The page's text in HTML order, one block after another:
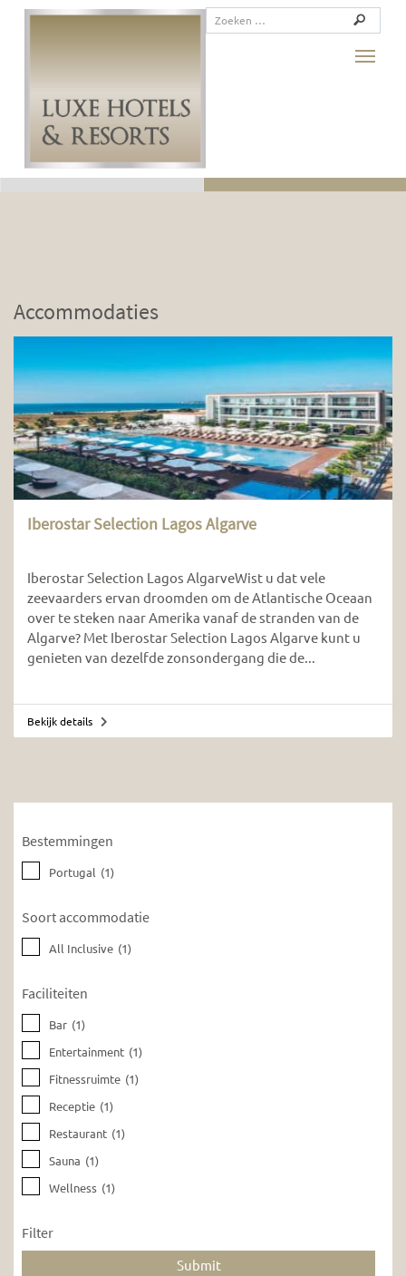
Bestemmingen
Portugal (1)
Soort accommodatie
All Inclusive (1)
Faciliteiten
Bar (1)
Entertainment (1)
Fitnessruimte (1)
Receptie (1)
Restaurant (1)
Sauna (1)
Wellness (1)
Filter
Accommodaties
Iberostar Selection Lagos Algarve
Iberostar Selection Lagos AlgarveWist u dat vele
zeevaarders ervan droomden om de Atlantische Oceaan
over te steken naar Amerika vanaf de stranden van de
Algarve? Met Iberostar Selection Lagos Algarve kunt u
genieten van dezelfde zonsondergang die de...
Bekijk details